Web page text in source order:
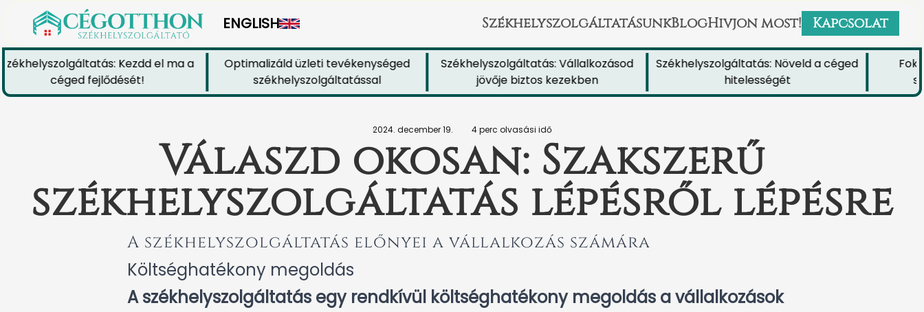
ENGLISH SzékhelyszolgáltatásunkBlogHivjon most! Kapcsolat
Kezdd el ma a
céged fejlődését!
Optimalizáld üzleti tevékenységed
székhelyszolgáltatással
Székhelyszolgáltatás: Vállalkozásod
jövője biztos kezekben
Székhelyszolgáltatás: Növeld a céged
hitelességét
2024. december 19. 4 perc olvasási idő
Válaszd okosan: Szakszerű
székhelyszolgáltatás lépésről lépésre
A székhelyszolgáltatás előnyei a vállalkozás számára
Költséghatékony megoldás
A székhelyszolgáltatás egy rendkívül költséghatékony megoldás a vállalkozások